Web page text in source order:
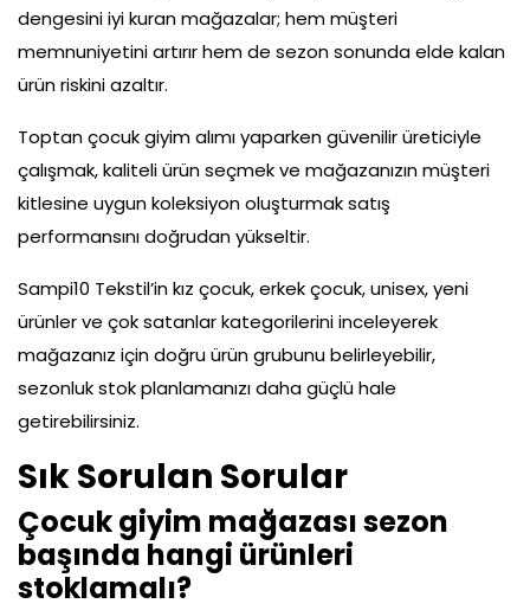
dengesini iyi kuran mağazalar; hem müşteri
memnuniyetini artırır hem de sezon sonunda elde kalan
ürün riskini azaltır.
Toptan çocuk giyim alımı yaparken güvenilir üreticiyle
çalışmak, kaliteli ürün seçmek ve mağazanızın müşteri
kitlesine uygun koleksiyon oluşturmak satış
performansını doğrudan yükseltir.
Sampi10 Tekstil’in kız çocuk, erkek çocuk, unisex, yeni
ürünler ve çok satanlar kategorilerini inceleyerek
mağazanız için doğru ürün grubunu belirleyebilir,
sezonluk stok planlamanızı daha güçlü hale
getirebilirsiniz.
Sık Sorulan Sorular
Çocuk giyim mağazası sezon
başında hangi ürünleri
stoklamalı?